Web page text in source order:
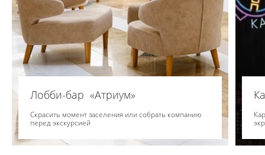
Лобби-бар «Атриум»
Скрасить момент заселения или собрать компанию
перед экскурсией